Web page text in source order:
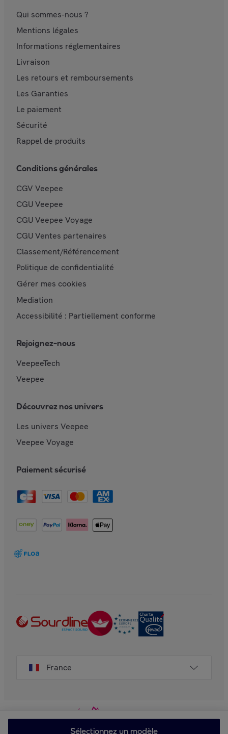
Sélectionnez un modèle
Qui sommes-nous ?
Mentions légales
Informations réglementaires
Livraison
Les retours et remboursements
Les Garanties
Le paiement
Sécurité
Rappel de produits
Conditions générales
CGV Veepee
CGU Veepee
CGU Veepee Voyage
CGU Ventes partenaires
Classement/Référencement
Politique de confidentialité
Gérer mes cookies
Mediation
Accessibilité : Partiellement conforme
Rejoignez-nous
VeepeeTech
Veepee
Découvrez nos univers
Les univers Veepee
Veepee Voyage
Paiement sécurisé
France